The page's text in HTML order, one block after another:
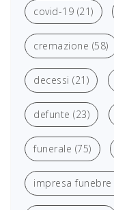
covid-19 (21)
cremazione (58)
decessi (21)
defunte (23)
funerale (75)
impresa funebre